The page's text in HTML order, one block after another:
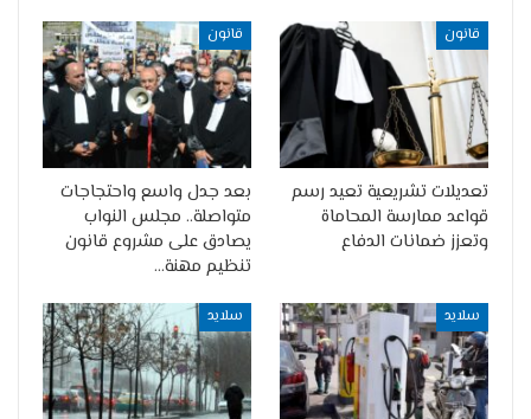
قانون
تعديلات تشريعية تعيد رسم
قواعد ممارسة المحاماة
وتعزز ضمانات الدفاع
قانون
بعد جدل واسع واحتجاجات
متواصلة.. مجلس النواب
يصادق على مشروع قانون
تنظيم مهنة…
سلايد سلايد